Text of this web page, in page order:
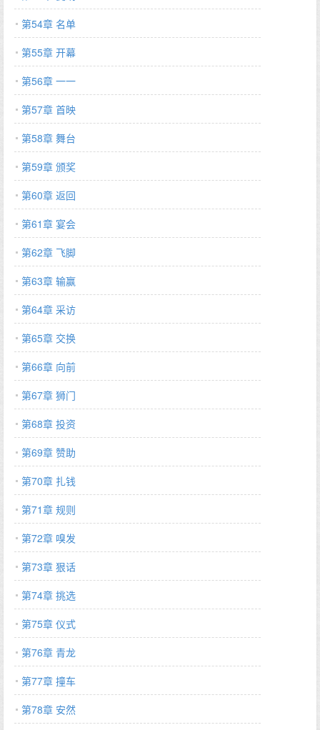
第54章 名单
第55章 开幕
第56章 一一
第57章 首映
第58章 舞台
第59章 颁奖
第60章 返回
第61章 宴会
第62章 飞脚
第63章 输赢
第64章 采访
第65章 交换
第66章 向前
第67章 狮门
第68章 投资
第69章 赞助
第70章 扎钱
第71章 规则
第72章 嗅发
第73章 狠话
第74章 挑选
第75章 仪式
第76章 青龙
第77章 撞车
第78章 安然